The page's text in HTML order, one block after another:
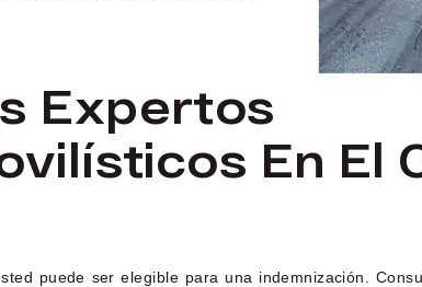
Expertos
En El
puede ser elegible para una indemnización.